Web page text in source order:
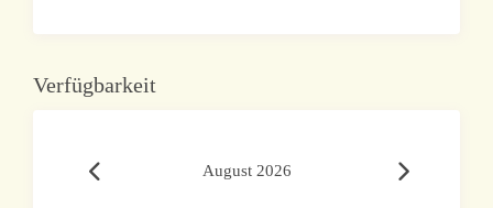
Verfügbarkeit
August 2026